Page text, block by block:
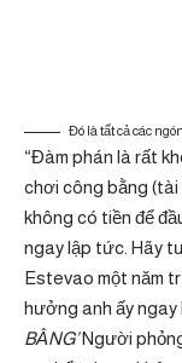
Đó là tất cả các
“Đàm phán là rất
chơi công bằng (tài
không có tiền để
ngay lập tức. Hãy
Estevao một năm
hưởng anh ấy ngay
BẰNG’Người